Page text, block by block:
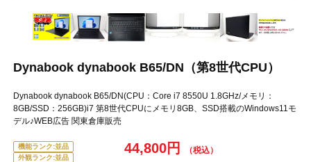
Dynabook dynabook B65/DN（第8世代CPU）
Dynabook dynabook B65/DN(CPU：Core i7 8550U 1.8GHz/メモリ：
8GB/SSD：256GB)i7 第8世代CPUにメモリ8GB、SSD搭載のWindows11モ
デル♪WEB広告 関東倉庫販売
機能ランク:並品
外観ランク:並品
44,800円